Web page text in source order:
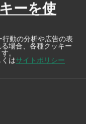
ェアが好評！ 日
ーを使
動の分析や広告の表
場合、各種クッキー
。
はサイトポリシー